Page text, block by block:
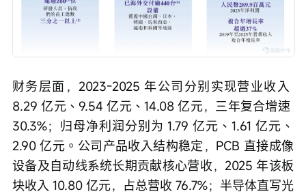
财务层面，2023-2025 年公司分别实现营业收入
8.29 亿元、9.54 亿元、14.08 亿元，三年复合增速
30.3%；归母净利润分别为 1.79 亿元、1.61 亿元、
2.90 亿元。公司产品收入结构稳定，PCB 直接成像
设备及自动线系统长期贡献核心营收，2025 年该板
块收入 10.80 亿元，占总营收 76.7%；半导体直写光